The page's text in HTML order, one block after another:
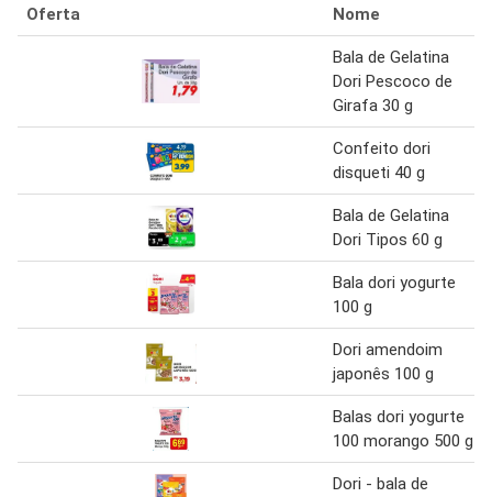
Oferta Nome
Bala de Gelatina
Dori Pescoco de
Girafa 30 g
Confeito dori
disqueti 40 g
Bala de Gelatina
Dori Tipos 60 g
Bala dori yogurte
100 g
Dori amendoim
japonês 100 g
Balas dori yogurte
100 morango 500 g
Dori - bala de